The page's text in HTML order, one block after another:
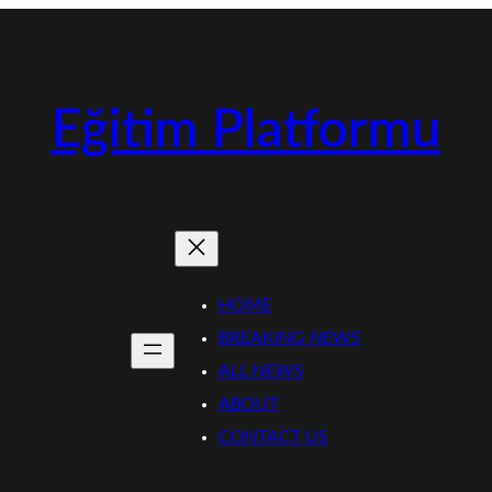
Eğitim Platformu
HOME
BREAKING NEWS
ALL NEWS
ABOUT
CONTACT US